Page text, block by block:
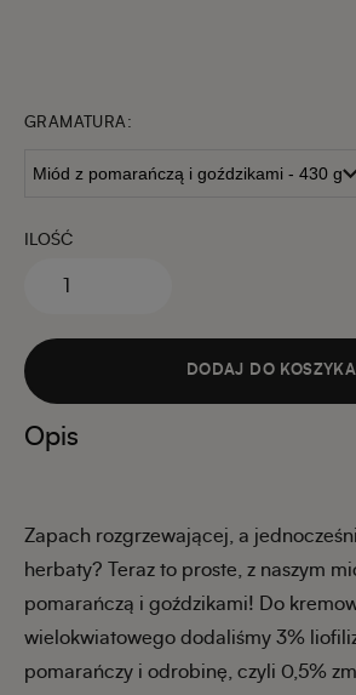
GRAMATURA:
ILOŚĆ
DODAJ DO KOSZYKA
Opis
Zapach rozgrzewającej, a
herbaty? Teraz to proste, z naszym
pomarańczą i goździkami! Do
wielokwiatowego dodaliśmy 3%
pomarańczy i odrobinę, czyli 0,5%